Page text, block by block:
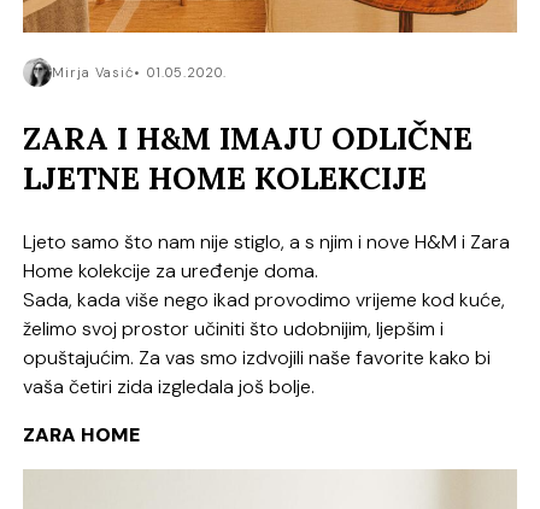
Mirja Vasić 01.05.2020.
ZARA I H&M IMAJU ODLIČNE
LJETNE HOME KOLEKCIJE
Ljeto samo što nam nije stiglo, a s njim i nove H&M i Zara
Home kolekcije za uređenje doma.
Sada, kada više nego ikad provodimo vrijeme kod kuće,
želimo svoj prostor učiniti što udobnijim, ljepšim i
opuštajućim. Za vas smo izdvojili naše favorite kako bi
vaša četiri zida izgledala još bolje.
ZARA HOME